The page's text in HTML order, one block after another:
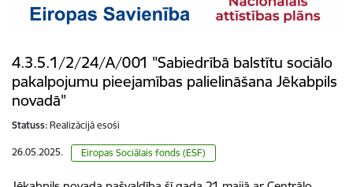
4.3.5.1/2/24/A/001 "Sabiedrībā balstītu sociālo
pakalpojumu pieejamības palielināšana Jēkabpils
novadā"
Statuss: Realizācijā esoši
26.05.2025. Eiropas Sociālais fonds (ESF)